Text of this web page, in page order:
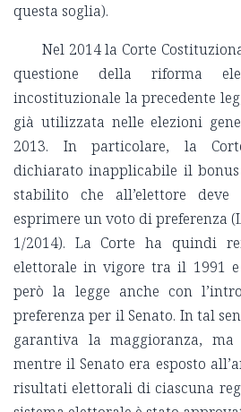
questa soglia).
Nel 2014 la Corte
questione della riforma
incostituzionale la precedente
già utilizzata nelle elezioni
2013. In particolare, la
dichiarato inapplicabile il
stabilito che all’elettore deve
esprimere un voto di preferenza
1/2014). La Corte ha quindi
elettorale in vigore tra il 1991
però la legge anche con
preferenza per il Senato. In tal
garantiva la maggioranza,
mentre il Senato era esposto
risultati elettorali di ciascuna